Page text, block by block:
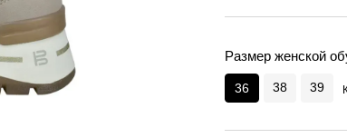
Размер женской
36 38 39